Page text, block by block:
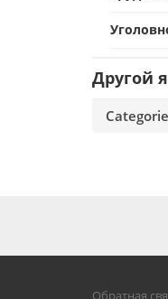
Другой
Обратная